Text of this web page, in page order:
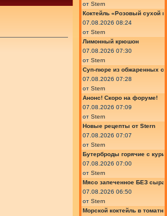
от Stern
Коктейль «Розовый сухой
07.08.2026 08:24
от Stern
Лимонный крюшон
07.08.2026 07:30
от Stern
Суп-пюре из обжаренных
07.08.2026 07:28
от Stern
Анонс! Скоро на форуме!
07.08.2026 07:09
от Stern
Новые рецепты от Stern
07.08.2026 07:07
от Stern
Бутерброды горячие с
07.08.2026 07:00
от Stern
Мясо запеченное БЕЗ сыра
07.08.2026 06:50
от Stern
Морской коктейль в